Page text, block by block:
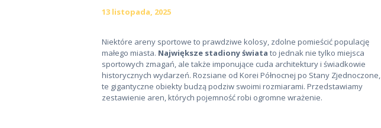
13 listopada, 2025
Niektóre areny sportowe to prawdziwe kolosy, zdolne pomieścić populację
małego miasta. Największe stadiony świata to jednak nie tylko miejsca
sportowych zmagań, ale także imponujące cuda architektury i świadkowie
historycznych wydarzeń. Rozsiane od Korei Północnej po Stany Zjednoczone,
te gigantyczne obiekty budzą podziw swoimi rozmiarami. Przedstawiamy
zestawienie aren, których pojemność robi ogromne wrażenie.